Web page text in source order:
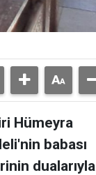
Hümeyra
babası
dualarıyla